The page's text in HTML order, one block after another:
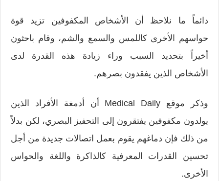
دائماً ما نلاحظ أن الأشخاص المكفوفين تزيد قوة
حواسهم الأخرى كاللمس والسمع والشم، وقام باحثون
أخيراً بتحديد السبب وراء زيادة هذه القدرة لدى
الأشخاص الذين يفقدون بصرهم.
وذكر موقع Medical Daily أن أدمغة الأفراد الذين
يولدون مكفوفين يفتقرون إلى التحفيز البصري، لكن بدلاً
من ذلك فإن دماغهم يقوم بعمل اتصالات جديدة من أجل
تحسين القدرات المعرفية كالذاكرة واللغة والحواس
الأخرى.